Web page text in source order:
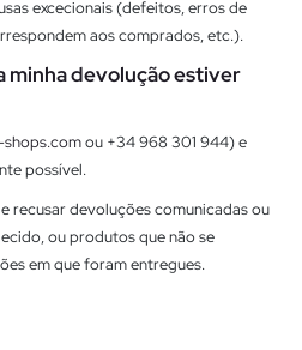
excecionais (defeitos, erros de
aos comprados, etc.).
minha devolução estiver
shops.comou +34 968 301 944) e
possível.
recusar devoluções comunicadas ou
ou produtos que não se
em que foram entregues.